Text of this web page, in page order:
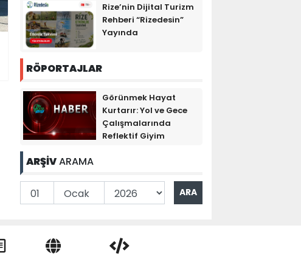
Rize’nin Dijital Turizm
Rehberi “Rizedesin”
Yayında
RÖPORTAJLAR
Görünmek Hayat
Kurtarır: Yol ve Gece
Çalışmalarında
Reflektif Giyim
ARŞİVARAMA